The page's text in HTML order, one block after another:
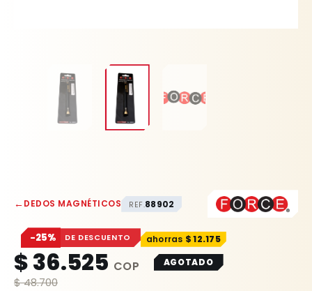
←DEDOS MAGNÉTICOS REF.88902
−25% DE DESCUENTO $12.175
$48.700
$36.525 AGOTADO